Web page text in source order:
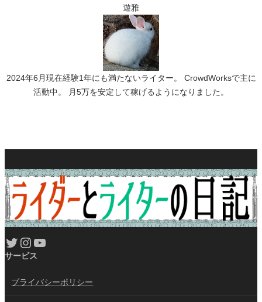
遊雅
2024年6月現在経験1年にも満たないライター。 CrowdWorksで主に
活動中。 月5万を安定して稼げるようになりました。
Twitter Instagram YouTube
サービス
プライバシーポリシー